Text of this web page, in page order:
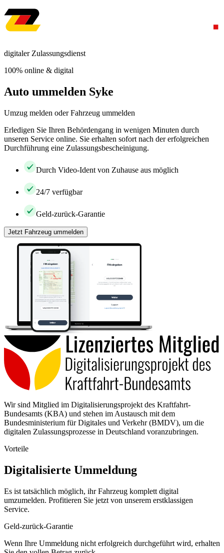
digitaler Zulassungsdienst
100% online & digital
Auto ummelden Syke
Umzug melden oder Fahrzeug ummelden
Erledigen Sie Ihren Behördengang in wenigen Minuten durch
unseren Service online. Sie erhalten sofort nach der erfolgreichen
Durchführung eine Zulassungsbescheinigung.
Durch Video-Ident von Zuhause aus möglich
24/7 verfügbar
Geld-zurück-Garantie
Jetzt Fahrzeug ummelden
Wir sind Mitglied im Digitalisierungsprojekt des Kraftfahrt-
Bundesamts (KBA) und stehen im Austausch mit dem
Bundesministerium für Digitales und Verkehr (BMDV), um die
digitalen Zulassungsprozesse in Deutschland voranzubringen.
Vorteile
Digitalisierte Ummeldung
Es ist tatsächlich möglich, ihr Fahrzeug komplett digital
umzumelden. Profitieren Sie jetzt von unserem erstklassigen
Service.
Geld-zurück-Garantie
Wenn Ihre Ummeldung nicht erfolgreich durchgeführt wird, erhalten